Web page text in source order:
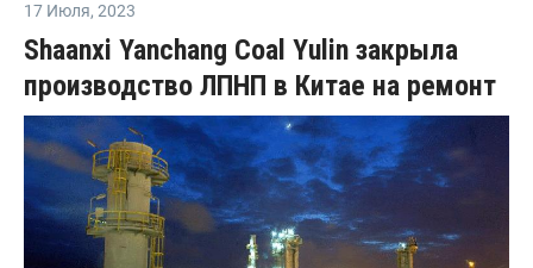
17 Июля, 2023
Shaanxi Yanchang Coal Yulin закрыла
производство ЛПНП в Китае на ремонт